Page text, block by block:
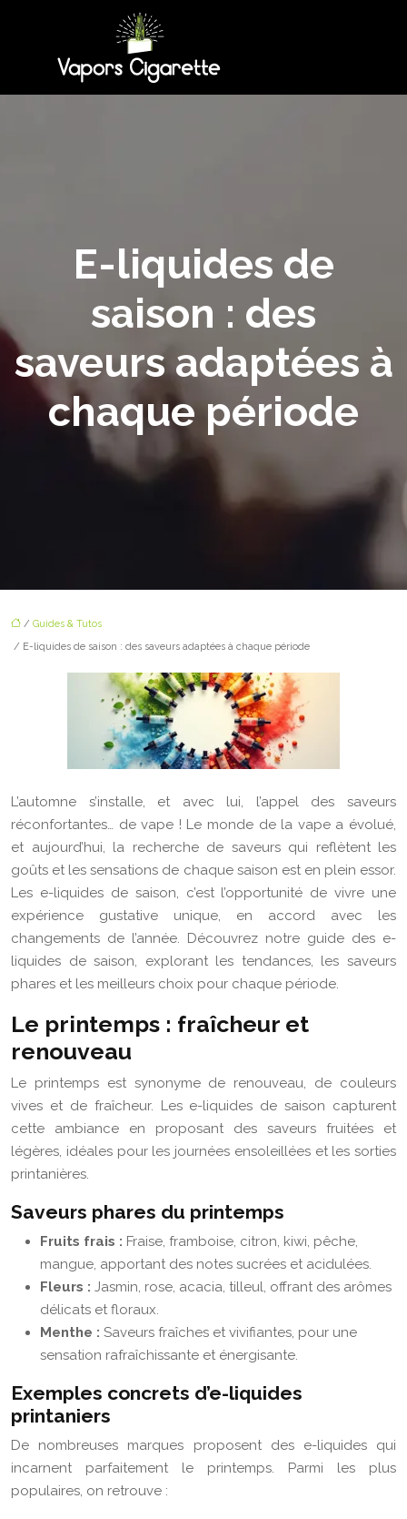
E-liquides de
saison : des
saveurs adaptées à
chaque période
/ Guides & Tutos
/ E-liquides de saison : des saveurs adaptées à chaque période
L’automne s’installe, et avec lui, l’appel des saveurs
réconfortantes… de vape ! Le monde de la vape a évolué,
et aujourd’hui, la recherche de saveurs qui reflètent les
goûts et les sensations de chaque saison est en plein essor.
Les e-liquides de saison, c’est l’opportunité de vivre une
expérience gustative unique, en accord avec les
changements de l’année. Découvrez notre guide des e-
liquides de saison, explorant les tendances, les saveurs
phares et les meilleurs choix pour chaque période.
Le printemps : fraîcheur et
renouveau
Le printemps est synonyme de renouveau, de couleurs
vives et de fraîcheur. Les e-liquides de saison capturent
cette ambiance en proposant des saveurs fruitées et
légères, idéales pour les journées ensoleillées et les sorties
printanières.
Saveurs phares du printemps
Fruits frais : Fraise, framboise, citron, kiwi, pêche,
mangue, apportant des notes sucrées et acidulées.
Fleurs : Jasmin, rose, acacia, tilleul, offrant des arômes
délicats et floraux.
Menthe : Saveurs fraîches et vivifiantes, pour une
sensation rafraîchissante et énergisante.
Exemples concrets d’e-liquides
printaniers
De nombreuses marques proposent des e-liquides qui
incarnent parfaitement le printemps. Parmi les plus
populaires, on retrouve :